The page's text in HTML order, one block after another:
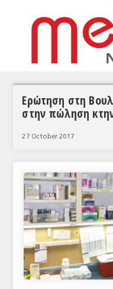
ΣΥΝΕΝΤΕΥΞΕΙΣ
ΘΕΜΑΤΑ
ΚΟΣΜΟΣ
ΕΙΔΗΣΕΙΣ
ΕΥΡΩΠΑΪΚΕΣ ΑΠΟΦΑΣΕΙΣ
ΘΕΜΑΤΑ
Ερώτηση στη
στην πώληση
27 October 2017